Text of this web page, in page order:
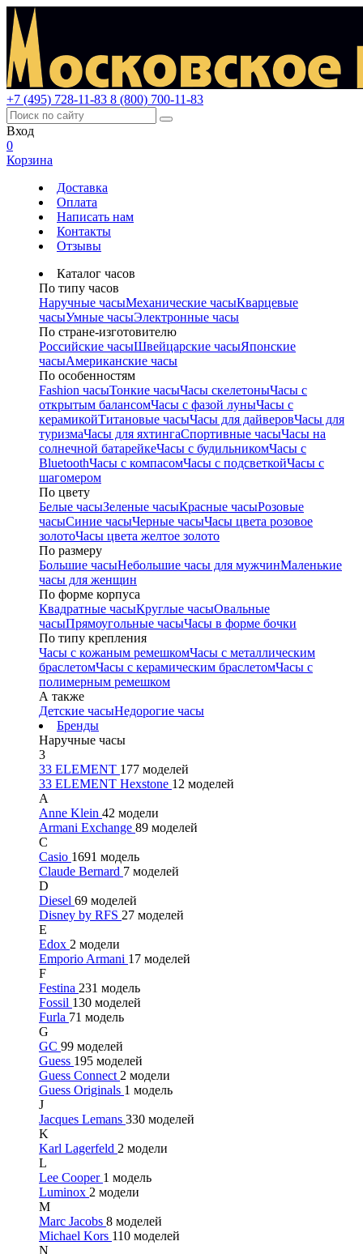
+7 (495) 728-11-83 8 (800) 700-11-83
Вход
0
Корзина
Доставка
Оплата
Написать нам
Контакты
Отзывы
Каталог часов
По типу часов
Наручные часыМеханические часыКварцевые
часыУмные часыЭлектронные часы
По стране-изготовителю
Российские часыШвейцарские часыЯпонские
часыАмериканские часы
По особенностям
Fashion часыТонкие часыЧасы скелетоныЧасы с
открытым балансомЧасы с фазой луныЧасы с
керамикойТитановые часыЧасы для дайверовЧасы для
туризмаЧасы для яхтингаСпортивные часыЧасы на
солнечной батарейкеЧасы с будильникомЧасы с
BluetoothЧасы с компасомЧасы с подсветкойЧасы с
шагомером
По цвету
Белые часыЗеленые часыКрасные часыРозовые
часыСиние часыЧерные часыЧасы цвета розовое
золотоЧасы цвета желтое золото
По размеру
Большие часыНебольшие часы для мужчинМаленькие
часы для женщин
По форме корпуса
Квадратные часыКруглые часыОвальные
часыПрямоугольные часыЧасы в форме бочки
По типу крепления
Часы с кожаным ремешкомЧасы с металлическим
браслетомЧасы с керамическим браслетомЧасы с
полимерным ремешком
А также
Детские часыНедорогие часы
Бренды
Наручные часы
3
33 ELEMENT 177 моделей
33 ELEMENT Hexstone 12 моделей
A
Anne Klein 42 модели
Armani Exchange 89 моделей
C
Casio 1691 модель
Claude Bernard 7 моделей
D
Diesel 69 моделей
Disney by RFS 27 моделей
E
Edox 2 модели
Emporio Armani 17 моделей
F
Festina 231 модель
Fossil 130 моделей
Furla 71 модель
G
GC 99 моделей
Guess 195 моделей
Guess Connect 2 модели
Guess Originals 1 модель
J
Jacques Lemans 330 моделей
K
Karl Lagerfeld 2 модели
L
Lee Cooper 1 модель
Luminox 2 модели
M
Marc Jacobs 8 моделей
Michael Kors 110 моделей
N